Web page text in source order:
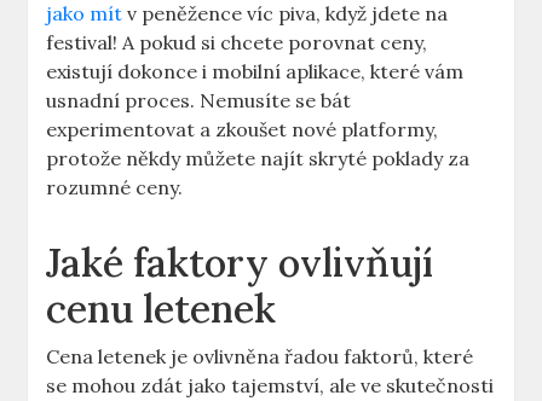
jako mít v peněžence víc piva, když jdete na
festival! A pokud si chcete porovnat ceny,
existují dokonce i mobilní aplikace, které vám
usnadní proces. Nemusíte se bát
experimentovat a zkoušet nové platformy,
protože někdy můžete najít skryté poklady za
rozumné ceny.
Jaké faktory ovlivňují
cenu letenek
Cena letenek je ovlivněna řadou faktorů, které
se mohou zdát jako tajemství, ale ve skutečnosti